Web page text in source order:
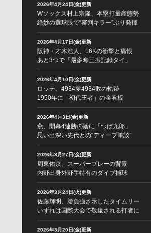
2026年4月24日(金)更新
Wソックス村上宗隆、本塁打量産態勢
絶妙の選球眼で“審判キラー”ぶり発揮
2026年4月17日(金)更新
阪神・才木浩人、16Kの衝撃と痛恨
あと3つで「最多奪三振記録タイ」
2026年4月10日(金)更新
ロッテ、4934勝4934敗の軌跡
1950年に「初代王者」の金看板
2026年4月3日(金)更新
燕、開幕4連勝の陰に「つば九郎」
思い出深い先代との“ディープ筆談”
2026年3月27日(金)更新
周東佑京、スーパープレーの背景
内野出身外野手特有のダイブ捕球
2026年3月24日(火)更新
佐藤輝明、勝負強さ示したタイムリー
いずれは国際大会で敬遠される打者に
2026年3月20日(金)更新